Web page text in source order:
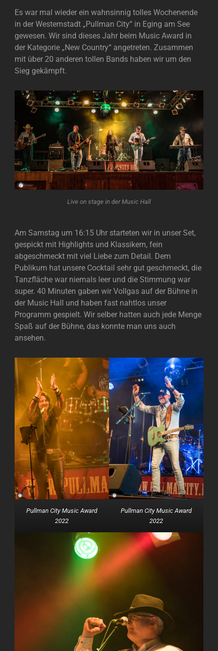
Es war mal wieder ein wahnsinnig tolles Wochenende
in der Westernstadt „Pullman City“ in Eging am See
gewesen. Wir sind dieses Jahr beim Music Award in
der Kategorie „New Country“ angetreten. Zusammen
mit über 20 anderen tollen Bands haben wir um den
Sieg gekämpft.
Live on stage in der Music Hall
Am Samstag um 16:15 Uhr starteten wir in unser Set,
gespickt mit Highlights und Klassikern, fein
abgeschmeckt mit viel Liebe zum Detail. Dem
Publikum hat unsere Cocktail sehr gut geschmeckt, die
Tanzfläche war niemals leer und die Stimmung war
super. 40 Minuten gaben wir Vollgas auf der Bühne in
der Music Hall und haben fast nahtlos unser
Programm gespielt. Wir selber hatten auch jede Menge
Spaß auf der Bühne, das konnte man uns auch
ansehen.
Pullman City Music Award
2022
Pullman City Music Award
2022